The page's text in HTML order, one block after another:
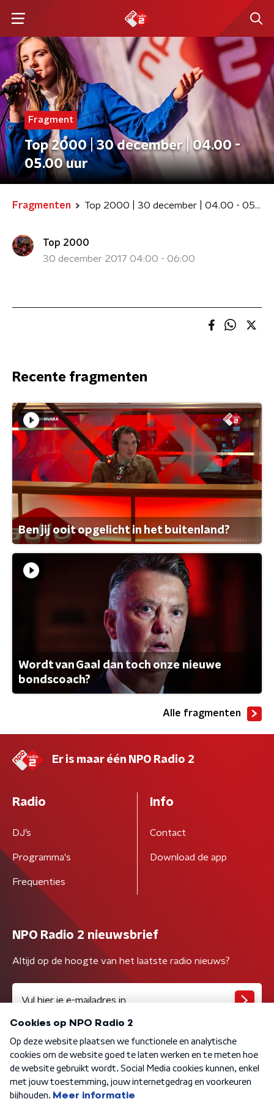
Fragment
Top 2000 | 30 december | 04.00 -
05.00 uur
Fragmenten Top 2000 | 30 december | 04.00 - 05.00 uur
Top 2000
30 december 2017 04:00 - 06:00
Recente fragmenten
Ben jij ooit opgelicht in het buitenland?
Wordt van Gaal dan toch onze nieuwe
bondscoach?
Alle fragmenten
Er is maar één NPO Radio 2
Radio
DJ’s
Programma's
Frequenties
Info
Contact
Download de app
NPO Radio 2 nieuwsbrief
Altijd op de hoogte van het laatste radio nieuws?
Algemene voorwaarden